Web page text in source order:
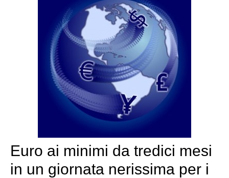
Euro ai minimi da tredici mesi
in un giornata nerissima per i